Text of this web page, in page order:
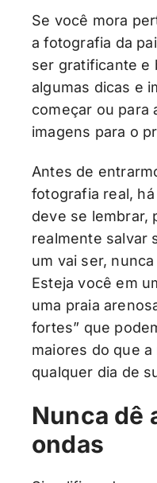
Se você mora
a fotografia da
ser gratificante e
algumas dicas e
começar ou para
imagens para o
Antes de
fotografia real,
deve se lembrar,
realmente salvar
um vai ser,
Esteja você em
uma praia
fortes” que
maiores do que
qualquer dia de
Nunca dê
ondas